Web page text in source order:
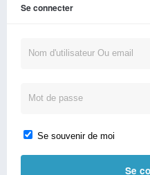
Se connecter
Se souvenir de moi